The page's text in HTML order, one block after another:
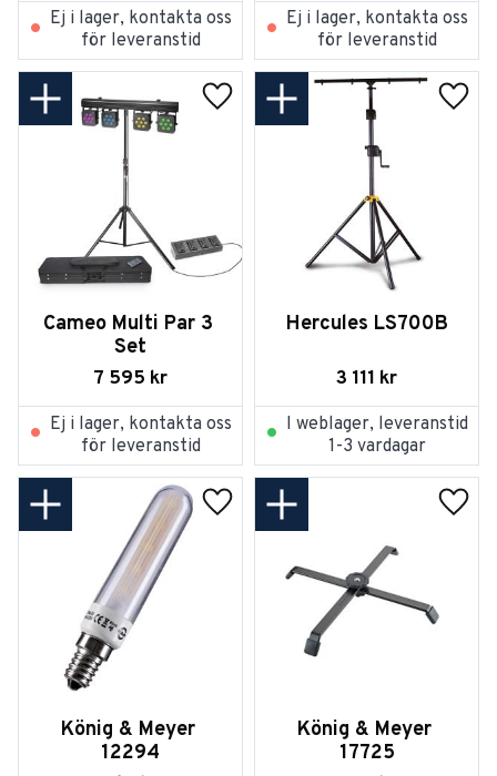
Ej i lager, kontakta oss
för leveranstid
Ej i lager, kontakta oss
för leveranstid
Cameo Multi Par 3
Set
7 595 kr
Lägg till i favoriter
Ej i lager, kontakta oss
för leveranstid
Hercules LS700B
3 111 kr
I weblager, leveranstid
1-3 vardagar
König & Meyer
12294
Lägg till i favoriter
König & Meyer
17725